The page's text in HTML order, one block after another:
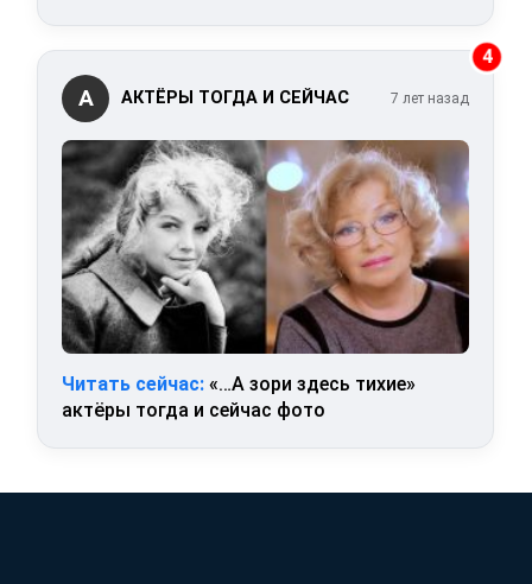
4
А АКТЁРЫ ТОГДА И СЕЙЧАС 7 лет назад
Читать сейчас: «…А зори здесь тихие»
актёры тогда и сейчас фото